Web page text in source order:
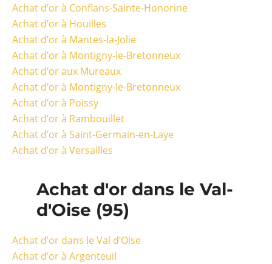
Achat d’or à Conflans-Sainte-Honorine
Achat d’or à Houilles
Achat d’or à Mantes-la-Jolie
Achat d’or à Montigny-le-Bretonneux
Achat d’or aux Mureaux
Achat d’or à Montigny-le-Bretonneux
Achat d’or à Poissy
Achat d’or à Rambouillet
Achat d’or à Saint-Germain-en-Laye
Achat d’or à Versailles
Achat d'or dans le Val-
d'Oise (95)
Achat d’or dans le Val d’Oise
Achat d’or à Argenteuil